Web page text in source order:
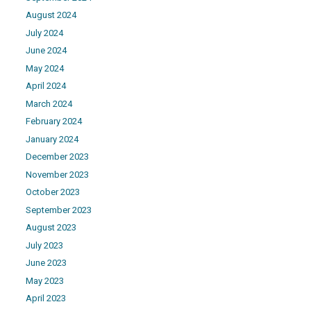
August 2024
July 2024
June 2024
May 2024
April 2024
March 2024
February 2024
January 2024
December 2023
November 2023
October 2023
September 2023
August 2023
July 2023
June 2023
May 2023
April 2023